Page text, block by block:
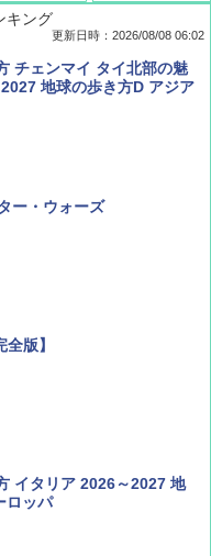
2026年 9 月号【特別付録:
"財布 ランダム2種】
２０２６年 ９月号 [雑
号「南アルプス大全」
星野道夫 夢見る旅
キング
更新日時：2026/08/08 06:02
チェンマイ タイ北部の魅
地球の歩き方D アジア
ー・ウォーズ
版】
イタリア 2026～2027 地
ロッパ